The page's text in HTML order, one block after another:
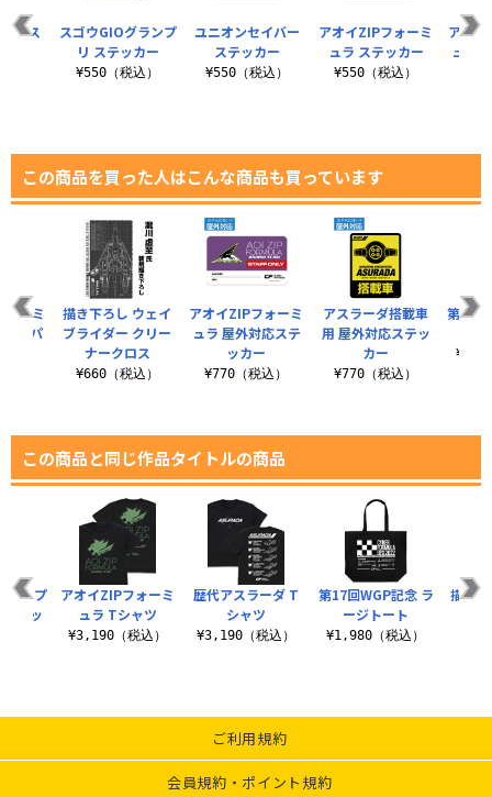
ユニオンセイバー
ステッカー
¥550（税込）
アオイZIPフォーミ
ュラ ステッカー
¥550（税込）
アオ
ュラ
ース
スゴウGIOグランプ
リ ステッカー
¥550（税込）
この商品を買った人はこんな商品も買っています
アオイZIPフォーミ
ュラ 屋外対応ステ
ッカー
¥770（税込）
アスラーダ搭載車
用 屋外対応ステッ
カー
¥770（税込）
第17回
ーミ
ーパ
描き下ろし ウェイ
ブライダー クリー
ナークロス
¥660（税込）
この商品と同じ作品タイトルの商品
歴代アスラーダ T
シャツ
¥3,190（税込）
第17回WGP記念 ラ
ージトート
¥1,980（税込）
描き
ランプ
テッ
アオイZIPフォーミ
ュラ Tシャツ
¥3,190（税込）
ご利用規約
会員規約・ポイント規約